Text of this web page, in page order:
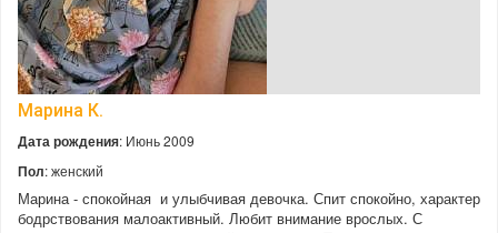
Марина К.
Дата рождения: Июнь 2009
Пол: женский
Марина - спокойная и улыбчивая девочка. Спит спокойно, характер
бодрствования малоактивный. Любит внимание врослых. С